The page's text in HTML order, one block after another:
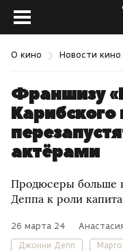
О кино Новости кино
Франшизу
Карибского
актёрами
Продюсеры больше
Деппа к роли
26 марта 24
Джонни Депп